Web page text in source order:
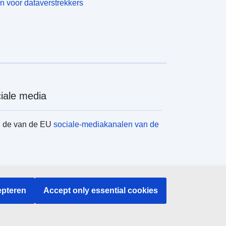
voor dataverstrekkers
media
de van de EUsociale-mediakanalen van de
naar EU-instellingen en -organen
Accept only essential cookies